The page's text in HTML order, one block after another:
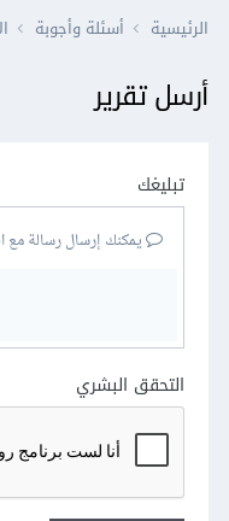
الرئيسية أسئلة وأجوبة
أرسل تقرير
تبليغك
يمكنك إرسال رسالة مع
التحقق البشري